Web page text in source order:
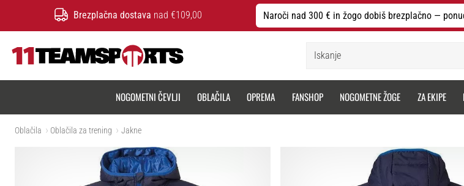
Brezplačna dostava nad €109,00 Naroči nad 300 € in žogo dobiš brezplačno —
NOGOMETNI ČEVLJI OBLAČILA OPREMA FANSHOP NOGOMETNE ŽOGE ZA EKIPE
Oblačila Oblačila za trening Jakne